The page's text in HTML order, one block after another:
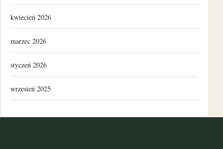
kwiecień 2026
marzec 2026
styczeń 2026
wrzesień 2025